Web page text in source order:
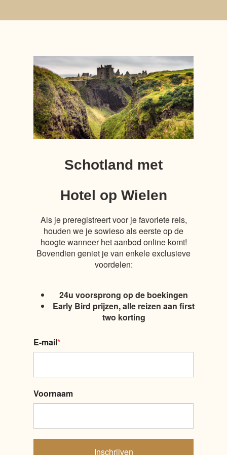
Schotland met
Hotel op Wielen
Als je preregistreert voor je favoriete reis,
houden we je sowieso als eerste op de
hoogte wanneer het aanbod online komt!
Bovendien geniet je van enkele exclusieve
voordelen:
24u voorsprong op de boekingen
Early Bird prijzen, alle reizen aan first
two korting
E-mail*
Voornaam
Inschrijven